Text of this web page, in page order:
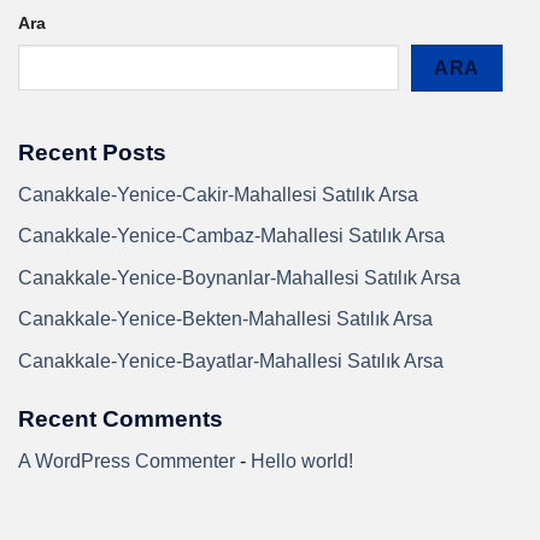
Ara
ARA
Recent Posts
Canakkale-Yenice-Cakir-Mahallesi Satılık Arsa
Canakkale-Yenice-Cambaz-Mahallesi Satılık Arsa
Canakkale-Yenice-Boynanlar-Mahallesi Satılık Arsa
Canakkale-Yenice-Bekten-Mahallesi Satılık Arsa
Canakkale-Yenice-Bayatlar-Mahallesi Satılık Arsa
Recent Comments
A WordPress Commenter - Hello world!